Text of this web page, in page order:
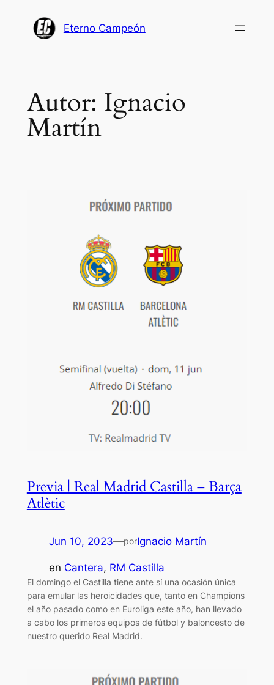
Eterno Campeón
Autor: Ignacio
Martín
Previa | Real Madrid Castilla – Barça
Atlètic
Jun 10, 2023—porIgnacio Martín
en Cantera, RM Castilla
El domingo el Castilla tiene ante sí una ocasión única
para emular las heroicidades que, tanto en Champions
el año pasado como en Euroliga este año, han llevado
a cabo los primeros equipos de fútbol y baloncesto de
nuestro querido Real Madrid.